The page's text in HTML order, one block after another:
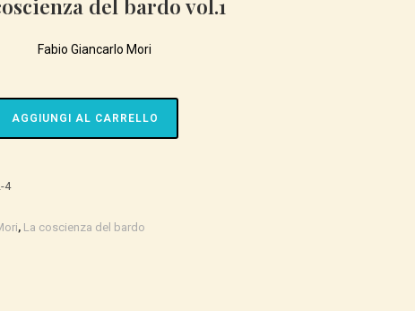
WEB
del bardo vol.1
Fabio Giancarlo Mori
AGGIUNGI AL CARRELLO
4
, La coscienza del bardo